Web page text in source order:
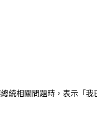
統相關問題時，表示「